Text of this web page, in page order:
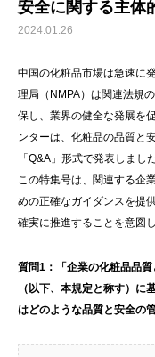
安全に関する主体
2024.01.26
中国の化粧品市場は急速に
理局（NMPA）は関連法規
保し、業界の健全な発展を
ンターは、化粧品の品質と
「Q&A」形式で発表しました
この特集号は、関連する企
めの正確なガイダンスを提
確実に推進することを意図
質問1：「企業の化粧品品
（以下、本規定と称す）に
はどのような品質と安全の